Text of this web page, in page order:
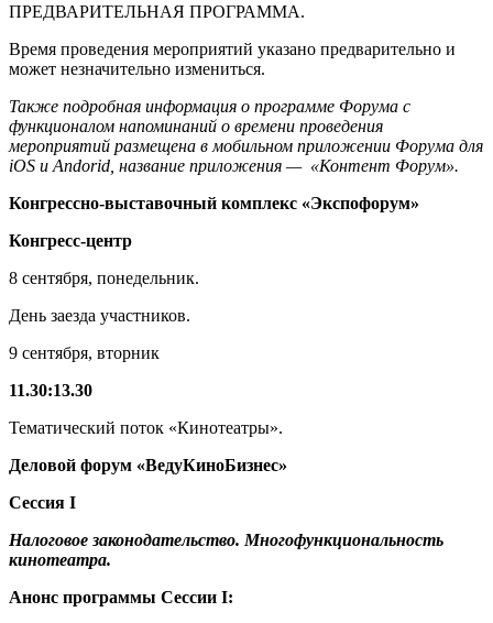
ПРЕДВАРИТЕЛЬНАЯ ПРОГРАММА.
Время проведения мероприятий указано предварительно и
может незначительно измениться.
Также подробная информация о программе Форума с
функционалом напоминаний о времени проведения
мероприятий размещена в мобильном приложении Форума для
iOS и Andorid, название приложения — «Контент Форум».
Конгрессно-выставочный комплекс «Экспофорум»
Конгресс-центр
8 сентября, понедельник.
День заезда участников.
9 сентября, вторник
11.30:13.30
Тематический поток «Кинотеатры».
Деловой форум «ВедуКиноБизнес»
Сессия I
Налоговое законодательство. Многофункциональность
кинотеатра.
Анонс программы Сессии I: